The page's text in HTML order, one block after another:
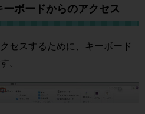
ボードからのアクセス
セスするために、キーボード
。